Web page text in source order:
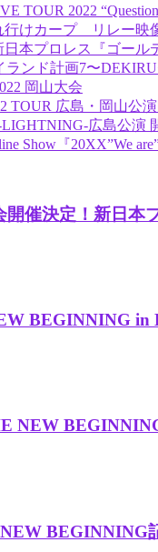
TOUR 2022
行けカープ リレー映
本プロレス『ゴー
ランド計画7〜
岡山大会
TOUR 広島・岡山公演
広島公演
Show『20XX”We
催決定！新日本
BEGINNING
NEW
BEGINNING